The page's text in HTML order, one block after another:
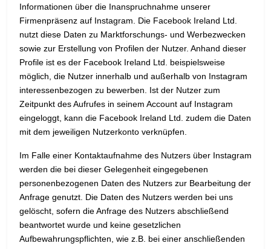
Informationen über die Inanspruchnahme unserer
Firmenpräsenz auf Instagram. Die Facebook Ireland Ltd.
nutzt diese Daten zu Marktforschungs- und Werbezwecken
sowie zur Erstellung von Profilen der Nutzer. Anhand dieser
Profile ist es der Facebook Ireland Ltd. beispielsweise
möglich, die Nutzer innerhalb und außerhalb von Instagram
interessenbezogen zu bewerben. Ist der Nutzer zum
Zeitpunkt des Aufrufes in seinem Account auf Instagram
eingeloggt, kann die Facebook Ireland Ltd. zudem die Daten
mit dem jeweiligen Nutzerkonto verknüpfen.
Im Falle einer Kontaktaufnahme des Nutzers über Instagram
werden die bei dieser Gelegenheit eingegebenen
personenbezogenen Daten des Nutzers zur Bearbeitung der
Anfrage genutzt. Die Daten des Nutzers werden bei uns
gelöscht, sofern die Anfrage des Nutzers abschließend
beantwortet wurde und keine gesetzlichen
Aufbewahrungspflichten, wie z.B. bei einer anschließenden